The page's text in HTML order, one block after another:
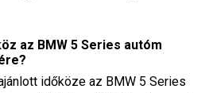
az BMW 5 Series autóm
időköze az BMW 5 Series